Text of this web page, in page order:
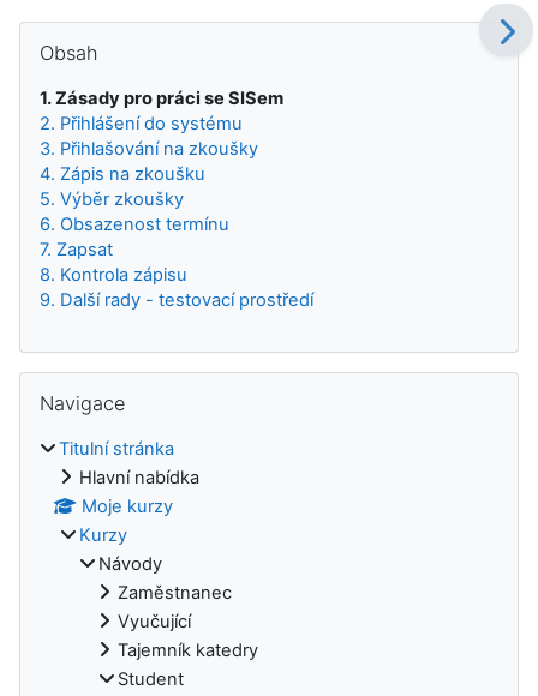
Obsah
1. Zásady pro práci se SISem
2. Přihlášení do systému
3. Přihlašování na zkoušky
4. Zápis na zkoušku
5. Výběr zkoušky
6. Obsazenost termínu
7. Zapsat
8. Kontrola zápisu
9. Další rady - testovací prostředí
Navigace
Titulní stránka
Hlavní nabídka
Moje kurzy
Kurzy
Návody
Zaměstnanec
Vyučující
Tajemník katedry
Student